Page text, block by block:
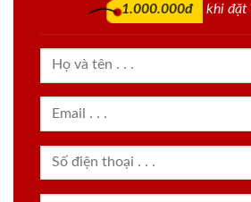
1.000.000đ
khi đặt